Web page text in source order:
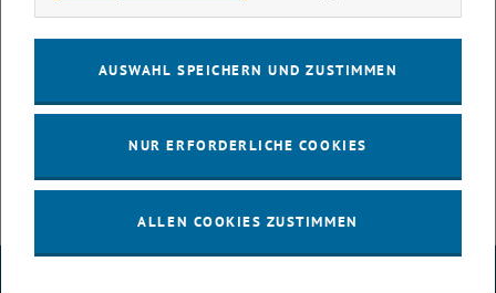
Youtube:Climate change 2022 : adaptations in the Alpine regions -
, öffnet eine externe URL in einem neuen Fenster
EUSALP Webseite:Regional actions in climate change adaptation |
AUSWAHL SPEICHERN UND ZUSTIMMEN
NUR ERFORDERLICHE COOKIES
ALLEN COOKIES ZUSTIMMEN